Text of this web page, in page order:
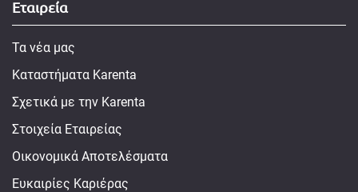
Εταιρεία
Τα νέα μας
Καταστήματα Karenta
Σχετικά με την Karenta
Στοιχεία Εταιρείας
Οικονομικά Αποτελέσματα
Ευκαιρίες Καριέρας